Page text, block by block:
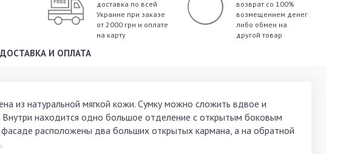
доставка по всей
Украине при заказе
от 2000 грн и оплате
на карту
возврат со 100%
возмещением денег
либо обмен на
другой товар
ДОСТАВКА И ОПЛАТА
из натуральной мягкой кожи. Сумку можно сложить вдвое и
находится одно большое отделение с открытым боковым
расположены два больших открытых кармана, а на обратной